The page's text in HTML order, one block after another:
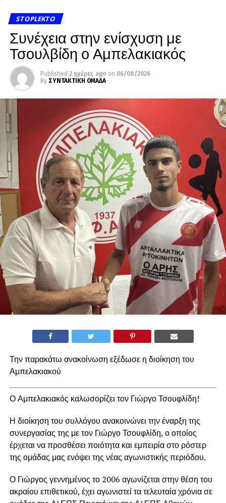
STOPLEKTO
Συνέχεια στην ενίσχυση με
Τσουλβίδη ο Αμπελακιακός
Published 2 ημέρες ago on 06/08/2026
By ΣΥΝΤΑΚΤΙΚΗ ΟΜΑΔΑ
Την παρακάτω ανακοίνωση εξέδωσε η διοίκηση του
Αμπελακιακού
Ο Αμπελακιακός καλωσορίζει τον Γιώργο Τσουφλίδη!
Η διοίκηση του συλλόγου ανακοινώνει την έναρξη της
συνεργασίας της με τον Γιώργο Τσουφλίδη, ο οποίος
έρχεται να προσθέσει ποιότητα και εμπειρία στο ρόστερ
της ομάδας μας ενόψει της νέας αγωνιστικής περιόδου.
Ο Γιώργος γεννημένος το 2006 αγωνίζεται στην θέση του
ακραίου επιθετικού, έχει αγωνιστεί τα τελευταία χρόνια σε